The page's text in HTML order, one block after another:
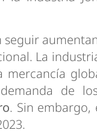
La
de
. Sin